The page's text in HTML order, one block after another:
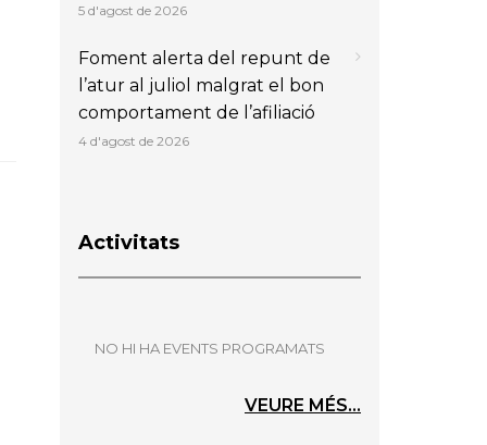
5 d'agost de 2026
Foment alerta del repunt de
l’atur al juliol malgrat el bon
comportament de l’afiliació
4 d'agost de 2026
Activitats
NO HI HA EVENTS PROGRAMATS
VEURE MÉS...